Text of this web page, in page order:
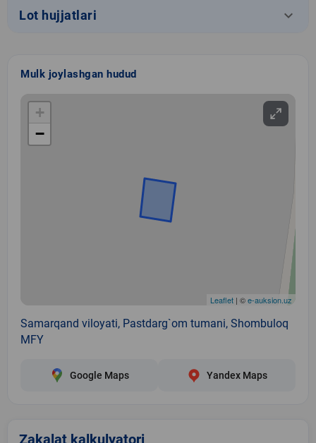
Lot hujjatlari keyboard_arrow_down
Mulk joylashgan hudud
+
−
Leaflet | ©e-auksion.uz
Samarqand viloyati, Pastdarg`om tumani, Shombuloq
MFY
Google Maps Yandex Maps
Zakalat kalkulyatori